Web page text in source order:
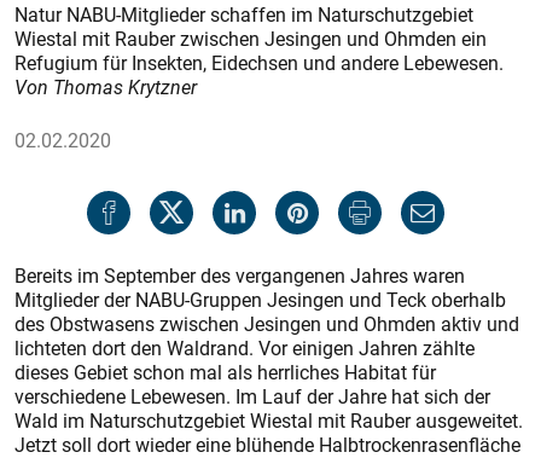
Natur NABU-Mitglieder schaffen im Naturschutzgebiet
Wiestal mit Rauber zwischen Jesingen und Ohmden ein
Refugium für Insekten, Eidechsen und andere Lebewesen.
Von Thomas Krytzner
02.02.2020
Bereits im September des vergangenen Jahres waren
Mitglieder der NABU-Gruppen Jesingen und Teck oberhalb
des Obstwasens zwischen Jesingen und Ohmden aktiv und
lichteten dort den Waldrand. Vor einigen Jahren zählte
dieses Gebiet schon mal als herrliches Habitat für
verschiedene Lebewesen. Im Lauf der Jahre hat sich der
Wald im Naturschutzgebiet Wiestal mit Rauber ausgeweitet.
Jetzt soll dort wieder eine blühende Halbtrockenrasenfläche